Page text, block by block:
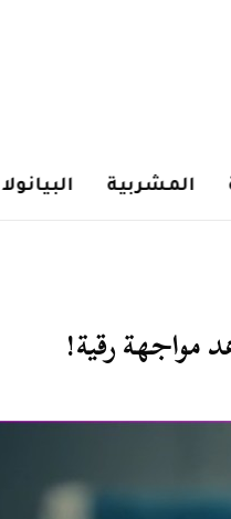
المشربية البيانولا
مواجهة رقية!